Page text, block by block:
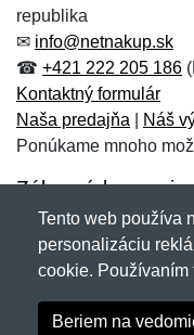
Meno:*
E-mail:
Správa*
E-mail:*
Správa*
republika
✉ info@netnakup.sk
☎ +421 222 205 186
Kontaktný formulár
Naša predajňa
Náš
Ponúkame mnoho
Zákaznícky servis
Novinky emailom
Copyright © 2007-
Tento web používa
personalizáciu
cookie. Používaním
Beriem na